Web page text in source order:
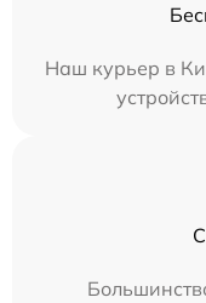
Наш курьер в